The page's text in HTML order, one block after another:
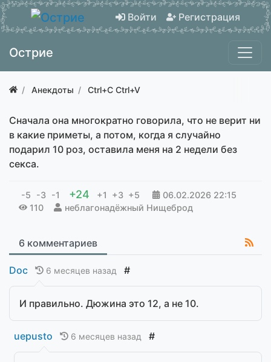
Войти Регистрация
Острие
Анекдоты Ctrl+C Ctrl+V
Сначала она многократно говорила, что не верит ни
в какие приметы, а потом, когда я случайно
подарил 10 роз, оставила меня на 2 недели без
секса.
-5 -3 -1 +24 +1 +3 +5 06.02.2026 22:15
110
неблагонадёжный Нищеброд
6 комментариев
Doc 6 месяцев назад #
И правильно. Дюжина это 12, а не 10.
uepusto 6 месяцев назад #